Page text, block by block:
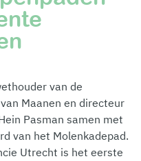
van de
Maanen en directeur
Pasman samen met
van het Molenkadepad.
Utrecht is het eerste